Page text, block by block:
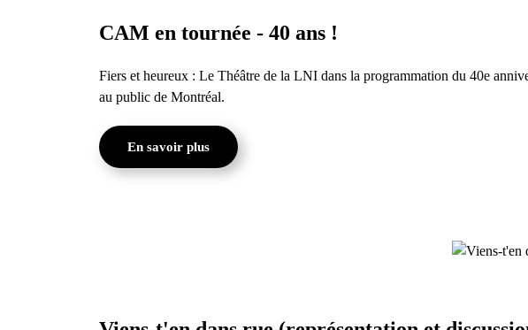
CAM en tournée - 40 ans !
Fiers et heureux : Le Théâtre de la LNI dans la programmation du 40e
au public de Montréal.
En savoir plus